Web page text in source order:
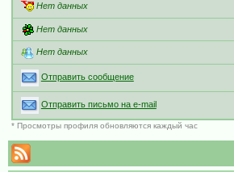
Нет данных
Нет данных
Нет данных
Отправить сообщение
Отправить письмо на e-mail
* Просмотры профиля обновляются каждый час